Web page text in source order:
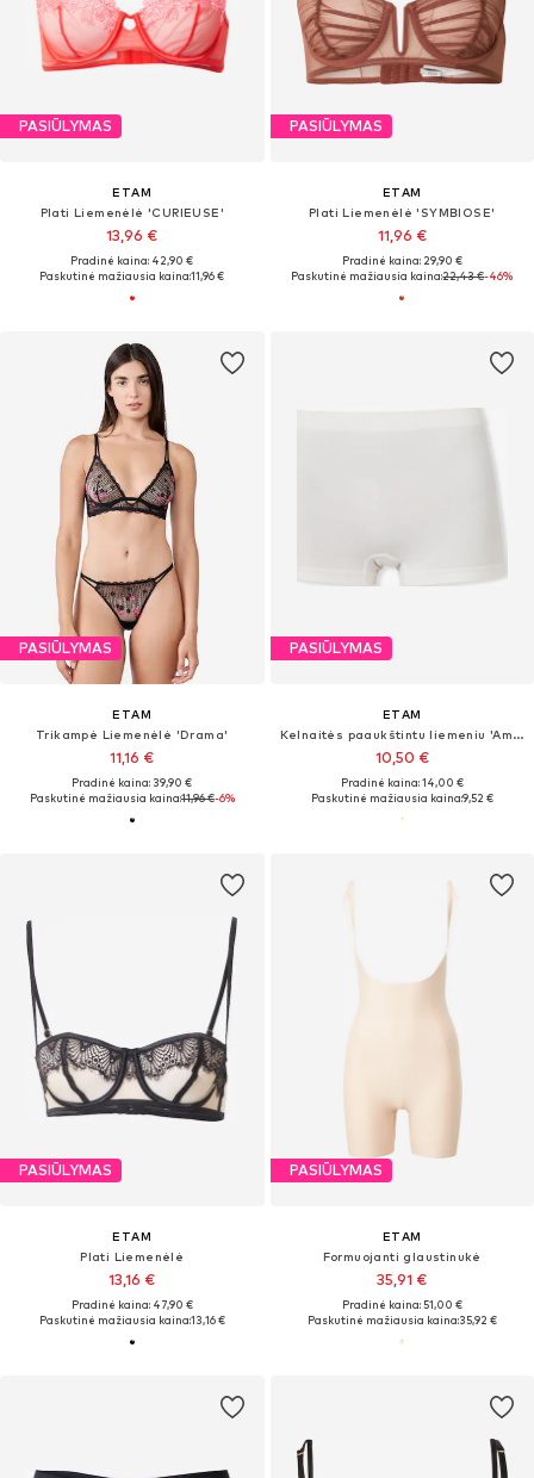
PASIŪLYMAS
ETAM
Plati Liemenėlė 'CURIEUSE'
13,96 €
Pradinė kaina: 42,90 €
Paskutinė mažiausia kaina:11,96 €
PASIŪLYMAS
ETAM
Plati Liemenėlė 'SYMBIOSE'
11,96 €
Pradinė kaina: 29,90 €
Paskutinė mažiausia kaina:22,43 €-46%
PASIŪLYMAS
ETAM
Trikampė Liemenėlė 'Drama'
11,16 €
Pradinė kaina: 39,90 €
Paskutinė mažiausia kaina:11,96 €-6%
PASIŪLYMAS
ETAM
Kelnaitės paaukštintu liemeniu 'Amande'
10,50 €
Pradinė kaina: 14,00 €
Paskutinė mažiausia kaina:9,52 €
PASIŪLYMAS
ETAM
Plati Liemenėlė
13,16 €
Pradinė kaina: 47,90 €
Paskutinė mažiausia kaina:13,16 €
PASIŪLYMAS
ETAM
Formuojanti glaustinukė
35,91 €
Pradinė kaina: 51,00 €
Paskutinė mažiausia kaina:35,92 €